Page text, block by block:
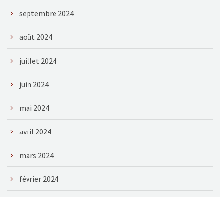
septembre 2024
août 2024
juillet 2024
juin 2024
mai 2024
avril 2024
mars 2024
février 2024